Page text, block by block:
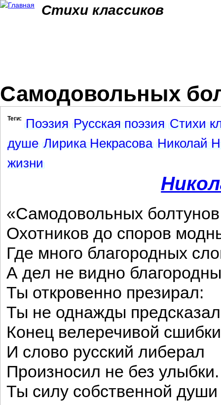
Стихи классиков
Самодовольных
Теги: Поэзия Русская поэзия Стихи
душе Лирика Некрасова Николай
жизни
«Самодовольных
Охотников до споров
Где много благородных
А дел не видно
Ты откровенно презирал:
Ты не однажды предсказал
Конец велеречивой сшибки
И слово русский либерал
Произносил не без улыбки.
Ты силу собственной души